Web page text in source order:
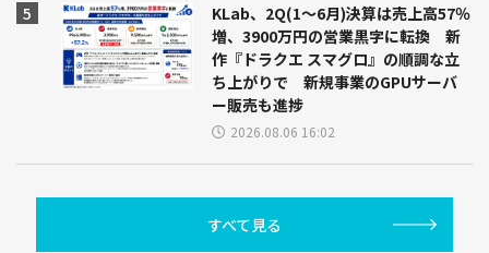
KLab、2Q(1～6月)決算は売上高57％
増、3900万円の営業黒字に転換 新
作『ドラクエ スマグロ』の順調な立
ち上がりで 新規事業のGPUサーバ
ー販売も進捗
2026.08.06 16:02
すべて見る